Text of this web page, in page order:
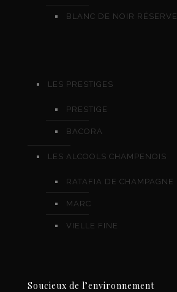
BLANC DE NOIR RÉSERVE
LES PRESTIGES
PRESTIGE
BACORA
LES ALCOOLS CHAMPENOIS
RATAFIA DE CHAMPAGNE
MARC
VIELLE FINE
Soucieux de l’environnement